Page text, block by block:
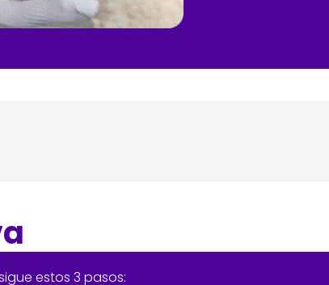
estos 3 pasos: